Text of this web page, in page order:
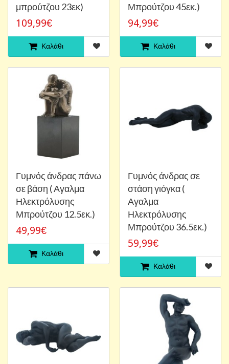
μπρούτζου 23εκ)
109,99€
Καλάθι
Μπρούτζου 45εκ.)
94,99€
Καλάθι
Γυμνός άνδρας πάνω
σε βάση ( Αγαλμα
Ηλεκτρόλυσης
Μπρούτζου 12.5εκ.)
49,99€
Καλάθι
Γυμνός άνδρας σε
στάση γιόγκα (
Αγαλμα
Ηλεκτρόλυσης
Μπρούτζου 36.5εκ.)
59,99€
Καλάθι